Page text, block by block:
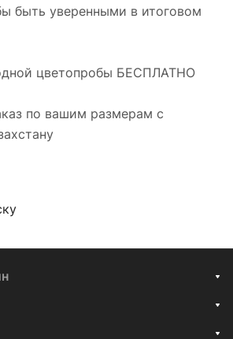
быть уверенными в итоговом
цветопробы БЕСПЛАТНО
по вашим размерам с